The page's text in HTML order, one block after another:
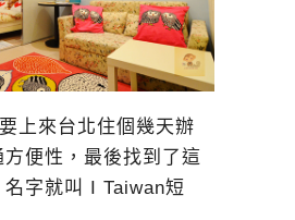
上來台北住個幾天辦
便性，最後找到了這
名字就叫 I Taiwan短